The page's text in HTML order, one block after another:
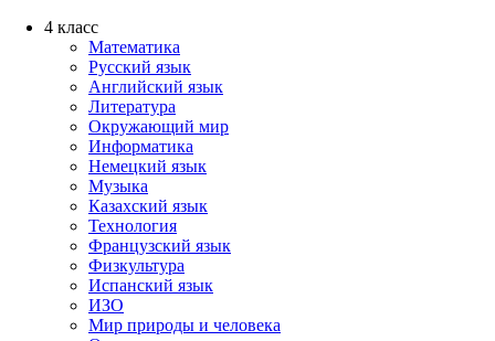
4 класс
Математика
Русский язык
Английский язык
Литература
Окружающий мир
Информатика
Немецкий язык
Музыка
Казахский язык
Технология
Французский язык
Физкультура
Испанский язык
ИЗО
Мир природы и человека